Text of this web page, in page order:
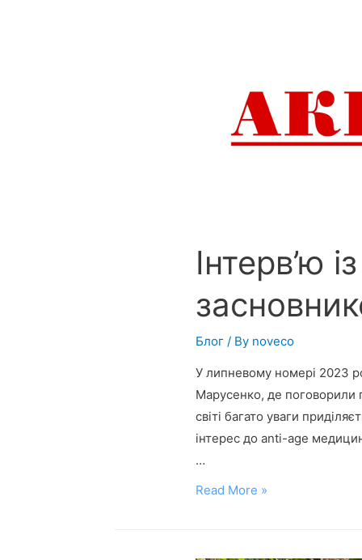
Інтерв’ю
Блог / By noveco
У липневому номері 2023
Марусенко, де поговорили
світі багато уваги
інтерес до anti-age
…
Сергієм
Read More »